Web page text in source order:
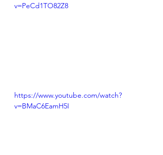
v=PeCd1TO82Z8
https://www.youtube.com/watch?
v=BMaC6EamH5I